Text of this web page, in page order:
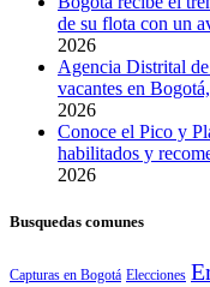
de su flota con un
2026
Agencia Distrital
vacantes en
2026
Conoce el Pico y
habilitados y
2026
Busquedas comunes
Capturas en Bogotá Elecciones